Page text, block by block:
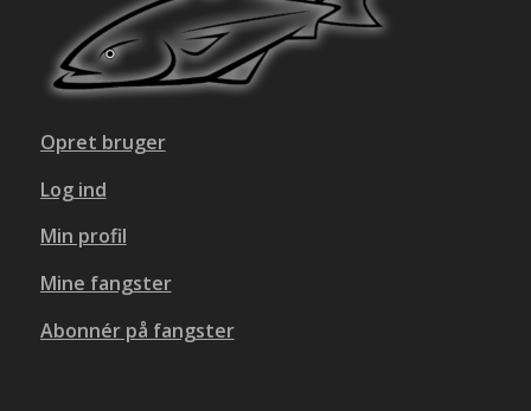
Opret bruger
Log ind
Min profil
Mine fangster
Abonnér på fangster